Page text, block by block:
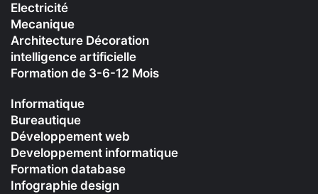
Electricité
Mecanique
Architecture Décoration
intelligence artificielle
Formation de 3-6-12 Mois
Informatique
Bureautique
Développement web
Developpement informatique
Formation database
Infographie design